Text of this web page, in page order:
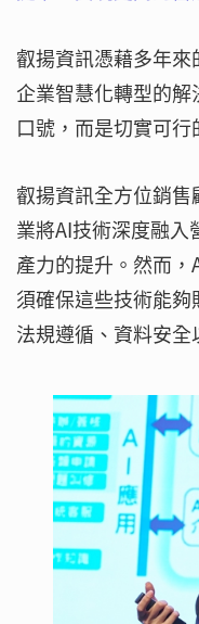
叡揚資訊憑藉多年
企業智慧化轉型的
口號，而是切實可行
叡揚資訊全方位銷
業將AI技術深度融
產力的提升。然而
須確保這些技術能
法規遵循、資料安全